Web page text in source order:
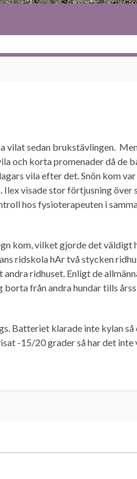
sedan brukstävlingen.
och korta promenader då de
vila efter det. Snön kom
visade stor förtjusning över
hos fysioterapeuten i
kom, vilket gjorde det
ridskola hAr två stycken
ridhuset. Enligt de
borta från andra hundar tills
Batteriet klarade inte kylan så
-15/20 grader så har det